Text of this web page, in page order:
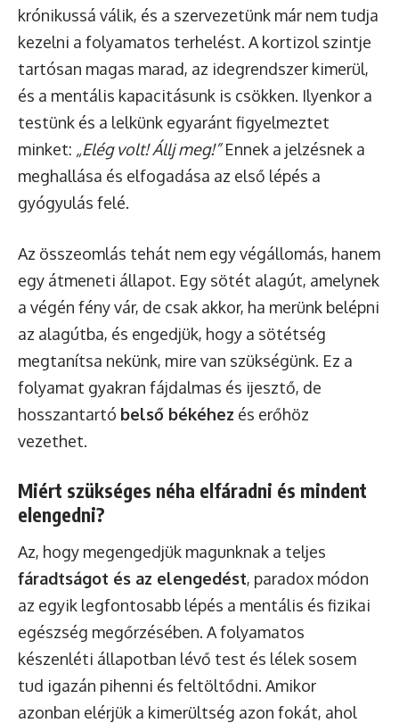
krónikussá válik, és a szervezetünk már nem tudja
kezelni a folyamatos terhelést. A kortizol szintje
tartósan magas marad, az idegrendszer kimerül,
és a mentális kapacitásunk is csökken. Ilyenkor a
testünk és a lelkünk egyaránt figyelmeztet
minket: „Elég volt! Állj meg!”Ennek a jelzésnek a
meghallása és elfogadása az első lépés a
gyógyulás felé.
Az összeomlás tehát nem egy végállomás, hanem
egy átmeneti állapot. Egy sötét alagút, amelynek
a végén fény vár, de csak akkor, ha merünk belépni
az alagútba, és engedjük, hogy a sötétség
megtanítsa nekünk, mire van szükségünk. Ez a
folyamat gyakran fájdalmas és ijesztő, de
hosszantartó belső békéhez és erőhöz
vezethet.
Miért szükséges néha elfáradni és mindent
elengedni?
Az, hogy megengedjük magunknak a teljes
fáradtságot és az elengedést, paradox módon
az egyik legfontosabb lépés a mentális és fizikai
egészség megőrzésében. A folyamatos
készenléti állapotban lévő test és lélek sosem
tud igazán pihenni és feltöltődni. Amikor
azonban elérjük a kimerültség azon fokát, ahol